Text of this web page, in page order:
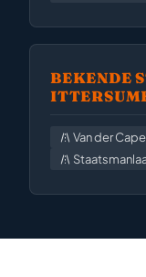
BEKENDE
Van der